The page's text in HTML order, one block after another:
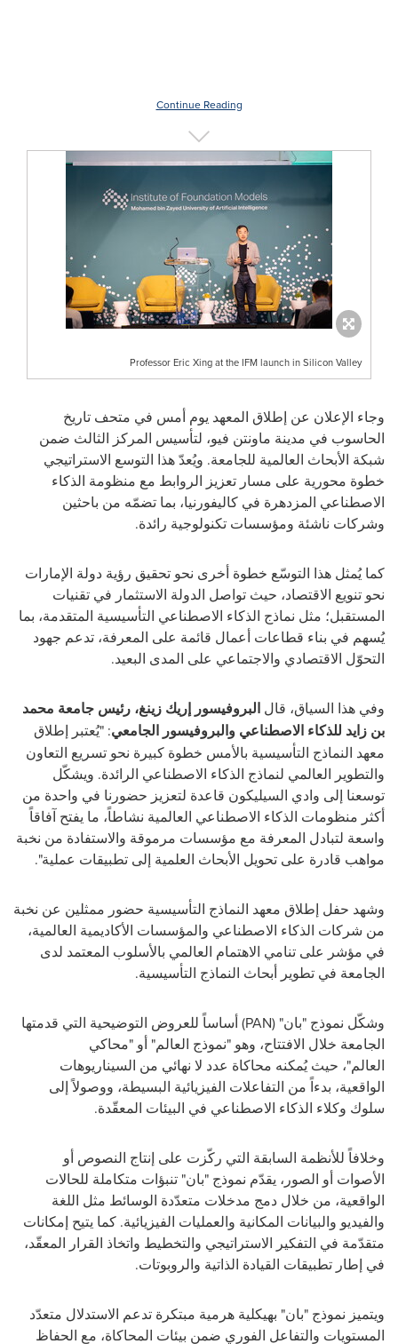
Continue Reading
Professor Eric Xing at the IFM launch in Silicon Valley
وجاء الإعلان عن إطلاق المعهد يوم أمس في متحف تاريخ
الحاسوب في مدينة ماونتن فيو، لتأسيس المركز الثالث ضمن
شبكة الأبحاث العالمية للجامعة. ويُعدّ هذا التوسع الاستراتيجي
خطوة محورية على مسار تعزيز الروابط مع منظومة الذكاء
الاصطناعي المزدهرة في كاليفورنيا، بما تضمّه من باحثين
وشركات ناشئة ومؤسسات تكنولوجية رائدة.
كما يُمثل هذا التوسّع خطوة أخرى نحو تحقيق رؤية دولة الإمارات
نحو تنويع الاقتصاد، حيث تواصل الدولة الاستثمار في تقنيات
المستقبل؛ مثل نماذج الذكاء الاصطناعي التأسيسية المتقدمة، بما
يُسهم في بناء قطاعات أعمال قائمة على المعرفة، تدعم جهود
التحوّل الاقتصادي والاجتماعي على المدى البعيد.
وفي هذا السياق، قال البروفيسور إريك زينغ، رئيس جامعة محمد
بن زايد للذكاء الاصطناعي والبروفيسور الجامعي: "يُعتبر إطلاق
معهد النماذج التأسيسية بالأمس خطوة كبيرة نحو تسريع التعاون
والتطوير العالمي لنماذج الذكاء الاصطناعي الرائدة. ويشكّل
توسعنا إلى وادي السيليكون قاعدة لتعزيز حضورنا في واحدة من
أكثر منظومات الذكاء الاصطناعي العالمية نشاطاً، ما يفتح آفاقاً
واسعة لتبادل المعرفة مع مؤسسات مرموقة والاستفادة من نخبة
مواهب قادرة على تحويل الأبحاث العلمية إلى تطبيقات عملية".
وشهد حفل إطلاق معهد النماذج التأسيسية حضور ممثلين عن نخبة
من شركات الذكاء الاصطناعي والمؤسسات الأكاديمية العالمية،
في مؤشر على تنامي الاهتمام العالمي بالأسلوب المعتمد لدى
الجامعة في تطوير أبحاث النماذج التأسيسية.
وشكّل نموذج "بان" (PAN
)أساساً للعروض التوضيحية التي قدمتها
الجامعة خلال الافتتاح، وهو "نموذج العالم" أو "محاكي
العالم"، حيثيُمكنه محاكاة عدد لا نهائي من السيناريوهات
الواقعية، بدءاً من التفاعلات الفيزيائية البسيطة، ووصولاً إلى
سلوك وكلاء الذكاء الاصطناعي في البيئات المعقّدة.
وخلافاً للأنظمة السابقة التي ركّزت على إنتاج النصوص أو
الأصوات أو الصور، يقدّم نموذج "بان" تنبؤات متكاملة للحالات
الواقعية، من خلال دمج مدخلات متعدّدة الوسائط مثل اللغة
والفيديو والبيانات المكانية والعمليات الفيزيائية. كما يتيح إمكانات
متقدّمة في التفكير الاستراتيجي والتخطيط واتخاذ القرار المعقّد،
في إطار تطبيقات القيادة الذاتية والروبوتات.
ويتميز نموذج "بان" بهيكلية هرمية مبتكرة تدعم الاستدلال متعدّد
المستويات والتفاعل الفوري ضمن بيئات المحاكاة، مع الحفاظ